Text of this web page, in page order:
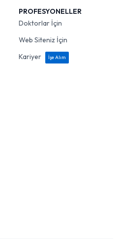
PROFESYONELLER
Doktorlar İçin
Web Siteniz İçin
Kariyer
İşe Alım